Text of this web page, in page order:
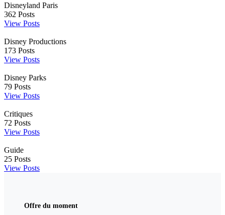
Disneyland Paris
362 Posts
View Posts
Disney Productions
173 Posts
View Posts
Disney Parks
79 Posts
View Posts
Critiques
72 Posts
View Posts
Guide
25 Posts
View Posts
Offre du moment